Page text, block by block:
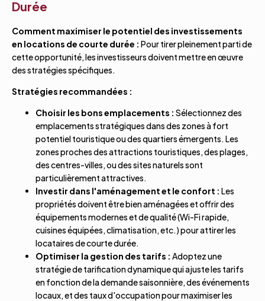
Durée
Comment maximiser le potentiel des investissements
en locations de courte durée : Pour tirer pleinement parti de
cette opportunité, les investisseurs doivent mettre en œuvre
des stratégies spécifiques.
Stratégies recommandées :
Choisir les bons emplacements : Sélectionnez des
emplacements stratégiques dans des zones à fort
potentiel touristique ou des quartiers émergents. Les
zones proches des attractions touristiques, des plages,
des centres-villes, ou des sites naturels sont
particulièrement attractives.
Investir dans l'aménagement et le confort : Les
propriétés doivent être bien aménagées et offrir des
équipements modernes et de qualité (Wi-Fi rapide,
cuisines équipées, climatisation, etc.) pour attirer les
locataires de courte durée.
Optimiser la gestion des tarifs : Adoptez une
stratégie de tarification dynamique qui ajuste les tarifs
en fonction de la demande saisonnière, des événements
locaux, et des taux d'occupation pour maximiser les